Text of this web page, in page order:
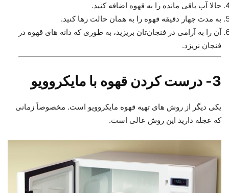
حالا آب باقی مانده را به قهوه اضافه کنید.
به مدت چهار دقیقه قهوه را به همان حالت رها کنید.
آن را به آرامی در فنجان‌تان بریزید، به طوری که دانه های قهوه در
فنجان‌ نریزد.
3- درست کردن قهوه با مایکروویو
یکی دیگر از روش های تهیه قهوه مایکروویو است. مخصوصاً زمانی
که عجله دارید این روش عالی است.